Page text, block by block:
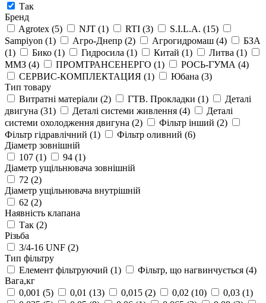
Так
Бренд
Agrotex (5) NJT (1) RTI (3) S.I.L.A. (15)
Sampiyon (1) Агро-Днепр (2) Агрогидромаш (4)
БЗА
(1)
Бико (1) Гидросила (1) Китай (1) Литва (1)
ММЗ (4) ПРОМТРАНСЕНЕРГО (1) РОСЬ-ГУМА (4)
СЕРВИС-КОМПЛЕКТАЦИЯ (1) Юбана (3)
Тип товару
Витратні матеріали (2) ГТВ. Прокладки (1)
Деталі
двигуна (31) Деталі системи живлення (4)
Деталі
системи охолодження двигуна (2) Фільтр інший (2)
Фільтр гідравлічний (1) Фільтр оливний (6)
Діаметр зовнішній
107 (1) 94 (1)
Діаметр ущільнювача зовнішній
72 (2)
Діаметр ущільнювача внутрішній
62 (2)
Наявність клапана
Так (2)
Різьба
3/4-16 UNF (2)
Тип фільтру
Елемент фільтруючий (1) Фільтр, що нагвинчується (4)
Вага,кг
0,001 (5) 0,01 (13) 0,015 (2) 0,02 (10) 0,03 (1)